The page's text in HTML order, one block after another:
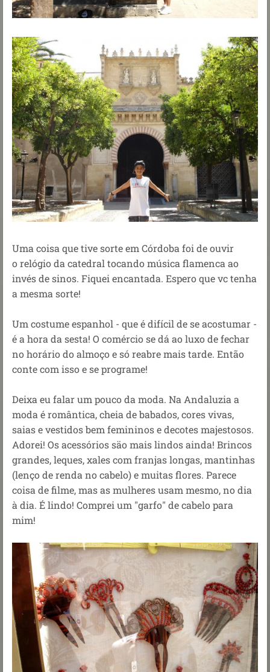
Uma coisa que tive sorte em Córdoba foi de ouvir
o relógio da catedral tocando música flamenca ao
invés de sinos. Fiquei encantada. Espero que vc tenha
a mesma sorte!
Um costume espanhol - que é difícil de se acostumar -
é a hora da sesta! O comércio se dá ao luxo de fechar
no horário do almoço e só reabre mais tarde. Então
conte com isso e se programe!
Deixa eu falar um pouco da moda. Na Andaluzia a
moda é romântica, cheia de babados, cores vivas,
saias e vestidos bem femininos e decotes majestosos.
Adorei! Os acessórios säo mais lindos ainda! Brincos
grandes, leques, xales com franjas longas, mantinhas
(lenço de renda no cabelo) e muitas flores. Parece
coisa de filme, mas as mulheres usam mesmo, no dia
à dia. É lindo! Comprei um "garfo" de cabelo para
mim!